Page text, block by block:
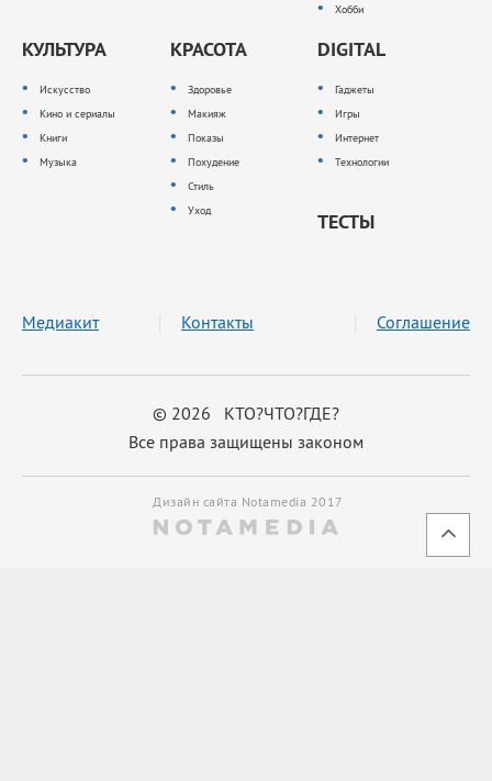
Хобби
КУЛЬТУРА
Искусство
Кино и сериалы
Книги
Музыка
КРАСОТА
Здоровье
Макияж
Показы
Похудение
Стиль
Уход
DIGITAL
Гаджеты
Игры
Интернет
Технологии
ТЕСТЫ
© 2026 КТО?ЧТО?ГДЕ?
Все права защищены законом
Медиакит Контакты Соглашение
Дизайн сайта Notamedia 2017